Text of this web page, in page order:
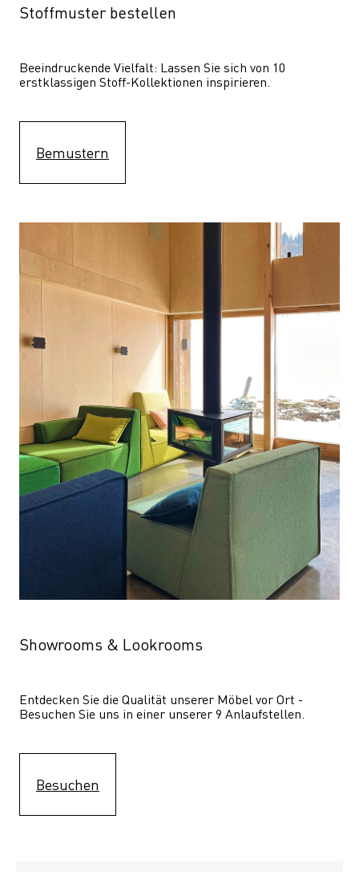
Stoffmuster bestellen
Beeindruckende Vielfalt: Lassen Sie sich von 10
erstklassigen Stoff-Kollektionen inspirieren.
Bemustern
Showrooms & Lookrooms
Entdecken Sie die Qualität unserer Möbel vor Ort -
Besuchen Sie uns in einer unserer 9 Anlaufstellen.
Besuchen